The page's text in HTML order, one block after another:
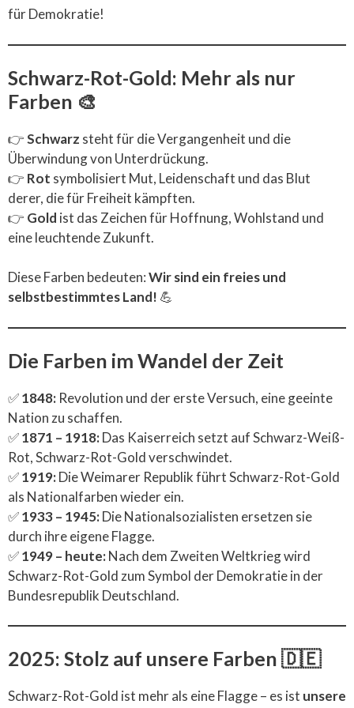
für Demokratie!
Schwarz-Rot-Gold: Mehr als nur
Farben 🎨
👉Schwarz steht für die Vergangenheit und die
Überwindung von Unterdrückung.
👉 Rot symbolisiert Mut, Leidenschaft und das Blut
derer, die für Freiheit kämpften.
👉 Gold ist das Zeichen für Hoffnung, Wohlstand und
eine leuchtende Zukunft.
Diese Farben bedeuten:Wir sind ein freies und
selbstbestimmtes Land! 💪
Die Farben im Wandel der Zeit
✅1848: Revolution und der erste Versuch, eine geeinte
Nation zu schaffen.
✅1871 – 1918:Das Kaiserreich setzt auf Schwarz-Weiß-
Rot, Schwarz-Rot-Gold verschwindet.
✅1919:Die Weimarer Republik führt Schwarz-Rot-Gold
als Nationalfarben wieder ein.
✅1933 – 1945:Die Nationalsozialisten ersetzen sie
durch ihre eigene Flagge.
✅1949 – heute:Nach dem Zweiten Weltkrieg wird
Schwarz-Rot-Gold zum Symbol der Demokratie in der
Bundesrepublik Deutschland.
2025: Stolz auf unsere Farben 🇩🇪
Schwarz-Rot-Gold ist mehr als eine Flagge – es ist unsere